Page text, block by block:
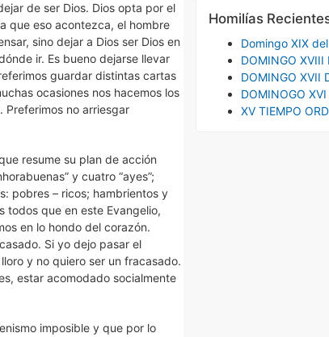
de ser Dios. Dios opta por el
que eso acontezca, el hombre
sino dejar a Dios ser Dios en
ir. Es bueno dejarse llevar
guardar distintas cartas
ocasiones nos hacemos los
Preferimos no arriesgar
resume su plan de acción
y cuatro “ayes”;
pobres – ricos; hambrientos y
todos que en este Evangelio,
en lo hondo del corazón.
Si yo dejo pasar el
y no quiero ser un fracasado.
estar acomodado socialmente
imposible y que por lo
Homilías
Domingo XIX
DOMINGO XVIII
DOMINGO XVII
DOMINOGO
XV TIEMPO